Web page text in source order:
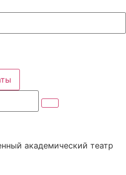
академический театр